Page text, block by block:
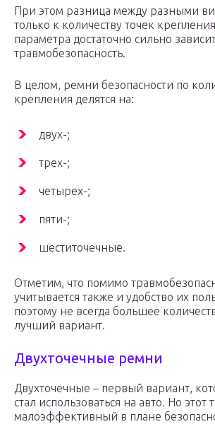
При этом разница между разными
только к количеству точек
параметра достаточно сильно
травмобезопасность.
В целом, ремни безопасности по
крепления делятся на:
двух-;
трех-;
четырех-;
пяти-;
шеститочечные.
Отметим, что помимо
учитывается также и удобство их
поэтому не всегда большее
лучший вариант.
Двухточечные ремни
Двухточечные – первый вариант,
стал использоваться на авто. Но этот
малоэффективный в плане